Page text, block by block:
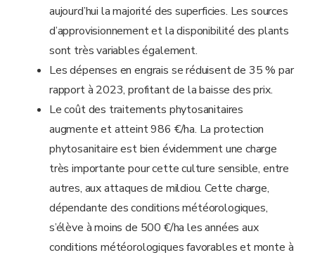
aujourd’hui la majorité des superficies. Les sources
d’approvisionnement et la disponibilité des plants
sont très variables également.
Les dépenses en engrais se réduisent de 35 % par
rapport à 2023, profitant de la baisse des prix.
Le coût des traitements phytosanitaires
augmente et atteint 986 €/ha. La protection
phytosanitaire est bien évidemment une charge
très importante pour cette culture sensible, entre
autres, aux attaques de mildiou. Cette charge,
dépendante des conditions météorologiques,
s’élève à moins de 500 €/ha les années aux
conditions météorologiques favorables et monte à